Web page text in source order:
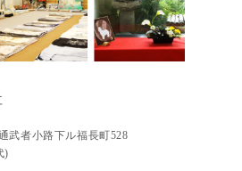
武者小路下ル福長町528
)